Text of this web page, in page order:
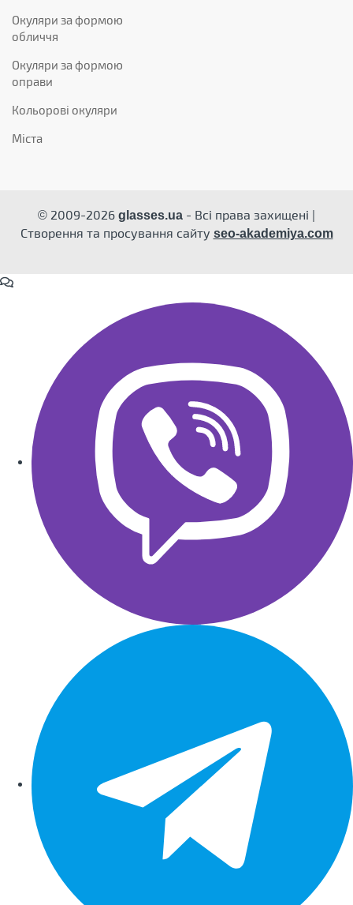
Окуляри за формою
обличчя
Окуляри за формою
оправи
Кольорові окуляри
Міста
© 2009-2026 glasses.ua - Всі права захищені |
Створення та просування сайту seo-akademiya.com